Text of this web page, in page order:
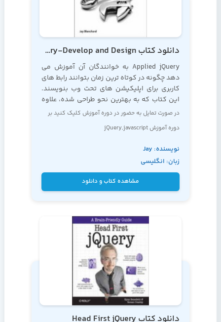
دانلود کتاب Applied jQuery-Develop and Design
Applied jQuery به خوانندگان آن آموزش می
دهد چگونه در کوتاه ترین زمان بتوانند رابط های
کاربری برای اپلیکیشن های تحت وب بنویسند.
این کتاب که به بهترین نحو طراحی شده، علاوه
بر تکنیک
در صورت تمایل به حضور در دوره آموزش کلیک کنید بر
دورهآموزش jQuery,javascript
نویسنده: Jay
Blanchard
زبان: انگلیسی
مشاهده کتاب و دانلود
دانلود کتاب Head First jQuery